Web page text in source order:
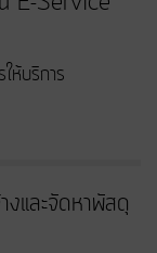
ห้บริการ
งและจัดหาพัสดุ